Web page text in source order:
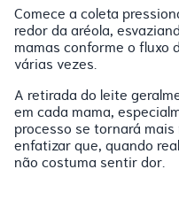
Comece a coleta
redor da aréola,
mamas conforme o fluxo
várias vezes.
A retirada do leite
em cada mama,
processo se tornará
enfatizar que, quando
não costuma sentir dor.